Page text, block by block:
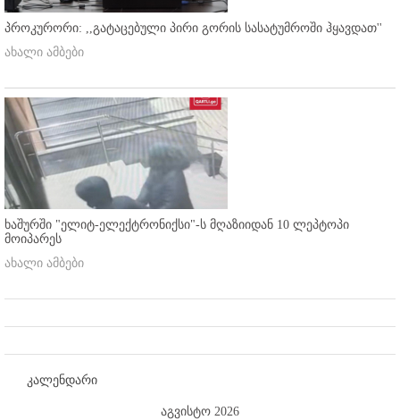
პროკურორი: ,,გატაცებული პირი გორის სასატუმროში ჰყავდათ''
ახალი ამბები
ხაშურში "ელიტ-ელექტრონიქსი"-ს მღაზიიდან 10 ლეპტოპი
მოიპარეს
ახალი ამბები
კალენდარი
აგვისტო 2026